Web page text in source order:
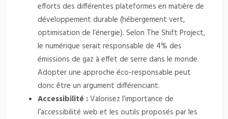
efforts des différentes plateformes en matière de
développement durable (hébergement vert,
optimisation de l’énergie). Selon The Shift Project,
le numérique serait responsable de 4% des
émissions de gaz à effet de serre dans le monde.
Adopter une approche éco-responsable peut
donc être un argument différenciant.
Accessibilité :Valorisez l’importance de
l’accessibilité web et les outils proposés par les